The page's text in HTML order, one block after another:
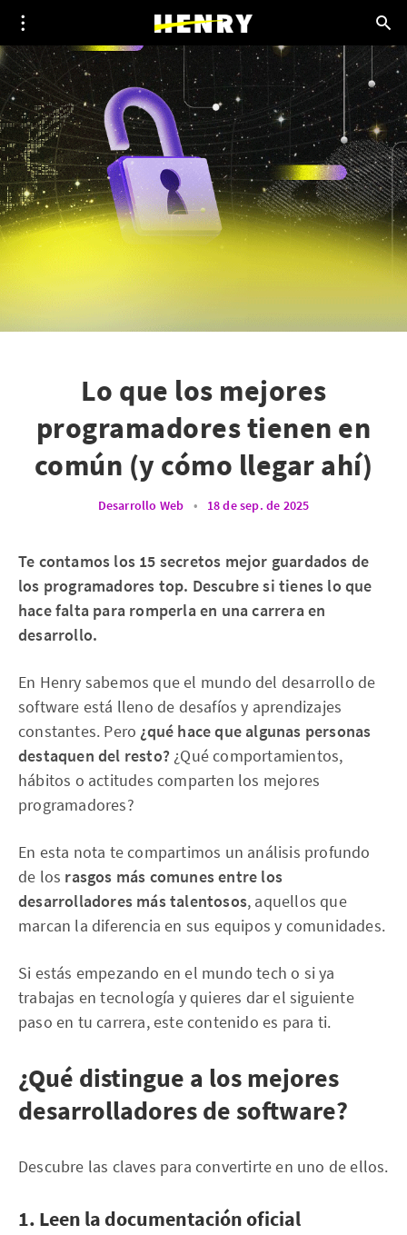
Lo que los mejores
programadores tienen en
común (y cómo llegar ahí)
Desarrollo Web • 18 de sep. de 2025
Te contamos los 15 secretos mejor guardados de
los programadores top. Descubre si tienes lo que
hace falta para romperla en una carrera en
desarrollo.
En Henry sabemos que el mundo del desarrollo de
software está lleno de desafíos y aprendizajes
constantes. Pero ¿qué hace que algunas personas
destaquen del resto? ¿Qué comportamientos,
hábitos o actitudes comparten los mejores
programadores?
En esta nota te compartimos un análisis profundo
de los rasgos más comunes entre los
desarrolladores más talentosos, aquellos que
marcan la diferencia en sus equipos y comunidades.
Si estás empezando en el mundo tech o si ya
trabajas en tecnología y quieres dar el siguiente
paso en tu carrera, este contenido es para ti.
¿Qué distingue a los mejores
desarrolladores de software?
Descubre las claves para convertirte en uno de ellos.
1. Leen la documentación oficial